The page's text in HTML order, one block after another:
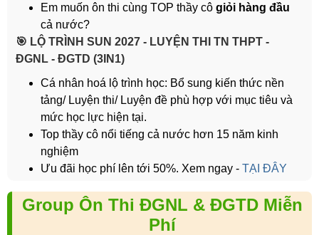
Em muốn ôn thi cùng TOP thầy cô giỏi hàng đầu
cả nước?
️🎯 LỘ TRÌNH SUN 2027 - LUYỆN THI TN THPT -
ĐGNL - ĐGTD (3IN1)
Cá nhân hoá lộ trình học: Bổ sung kiến thức nền
tảng/ Luyện thi/ Luyện đề phù hợp với mục tiêu và
mức học lực hiện tại.
Top thầy cô nổi tiếng cả nước hơn 15 năm kinh
nghiệm
Ưu đãi học phí lên tới 50%. Xem ngay - TẠI ĐÂY
Group Ôn Thi ĐGNL & ĐGTD Miễn
Phí